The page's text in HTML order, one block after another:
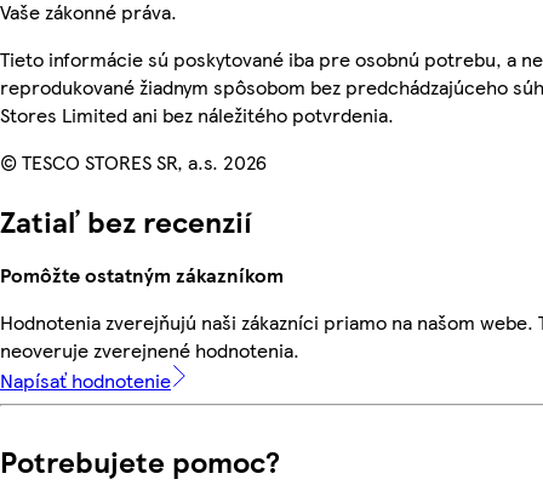
Vaše zákonné práva.
Tieto informácie sú poskytované iba pre osobnú potrebu, a
reprodukované žiadnym spôsobom bez predchádzajúceho
Stores Limited ani bez náležitého potvrdenia.
© TESCO STORES SR, a.s. 2026
Zatiaľ bez recenzií
Pomôžte ostatným zákazníkom
Hodnotenia zverejňujú naši zákazníci priamo na našom webe.
neoveruje zverejnené hodnotenia.
Napísať hodnotenie
Potrebujete pomoc?